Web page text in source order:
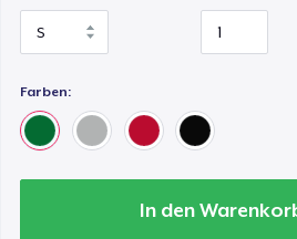
Farben:
In den